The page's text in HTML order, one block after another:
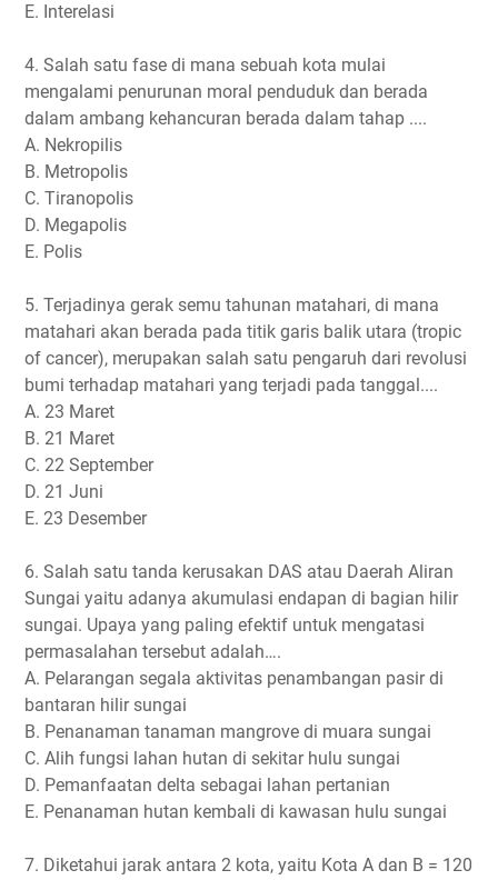
E. Interelasi
4. Salah satu fase di mana sebuah kota mulai
mengalami penurunan moral penduduk dan berada
dalam ambang kehancuran berada dalam tahap ....
A. Nekropilis
B. Metropolis
C. Tiranopolis
D. Megapolis
E. Polis
5. Terjadinya gerak semu tahunan matahari, di mana
matahari akan berada pada titik garis balik utara (tropic
of cancer), merupakan salah satu pengaruh dari revolusi
bumi terhadap matahari yang terjadi pada tanggal....
A. 23 Maret
B. 21 Maret
C. 22 September
D. 21 Juni
E. 23 Desember
6. Salah satu tanda kerusakan DAS atau Daerah Aliran
Sungai yaitu adanya akumulasi endapan di bagian hilir
sungai. Upaya yang paling efektif untuk mengatasi
permasalahan tersebut adalah….
A. Pelarangan segala aktivitas penambangan pasir di
bantaran hilir sungai
B. Penanaman tanaman mangrove di muara sungai
C. Alih fungsi lahan hutan di sekitar hulu sungai
D. Pemanfaatan delta sebagai lahan pertanian
E. Penanaman hutan kembali di kawasan hulu sungai
7. Diketahui jarak antara 2 kota, yaitu Kota A dan B = 120